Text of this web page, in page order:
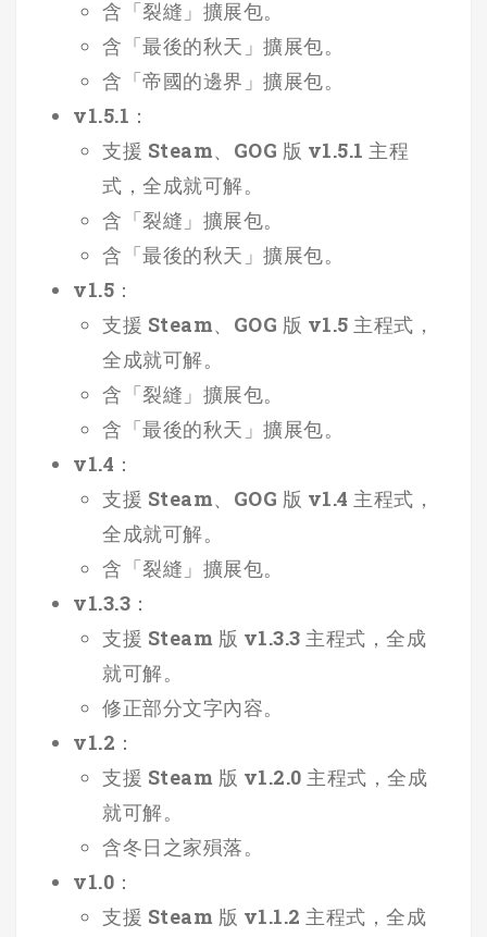
含「裂縫」擴展包。
含「最後的秋天」擴展包。
含「帝國的邊界」擴展包。
v1.5.1：
支援 Steam、GOG 版 v1.5.1 主程
式，全成就可解。
含「裂縫」擴展包。
含「最後的秋天」擴展包。
v1.5：
支援 Steam、GOG 版 v1.5 主程式，
全成就可解。
含「裂縫」擴展包。
含「最後的秋天」擴展包。
v1.4：
支援 Steam、GOG 版 v1.4 主程式，
全成就可解。
含「裂縫」擴展包。
v1.3.3：
支援 Steam 版 v1.3.3 主程式，全成
就可解。
修正部分文字內容。
v1.2：
支援 Steam 版 v1.2.0 主程式，全成
就可解。
含冬日之家殞落。
v1.0：
支援 Steam 版 v1.1.2 主程式，全成